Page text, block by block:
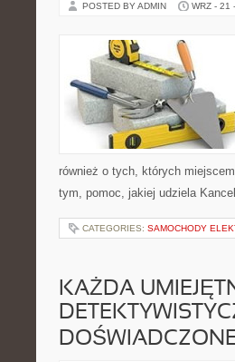
POSTED BY ADMIN WRZ - 21
również o tych, których
tym, pomoc, jakiej udziela
CATEGORIES: SAMOCHODY
KAŻDA